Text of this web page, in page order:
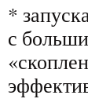
*
с